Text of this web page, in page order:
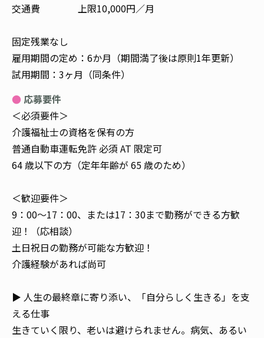
交通費 上限10,000円／月
固定残業なし
雇用期間の定め：6か月（期間満了後は原則1年更新）
試用期間：3ヶ月（同条件）
応募要件
＜必須要件＞
介護福祉士の資格を保有の方
普通自動車運転免許 必須 AT 限定可
64 歳以下の方（定年年齢が 65 歳のため）
＜歓迎要件＞
9：00～17：00、または17：30まで勤務ができる方歓
迎！（応相談）
土日祝日の勤務が可能な方歓迎！
介護経験があれば尚可
▶ 人生の最終章に寄り添い、「自分らしく生きる」を支
える仕事
生きていく限り、老いは避けられません。病気、あるい